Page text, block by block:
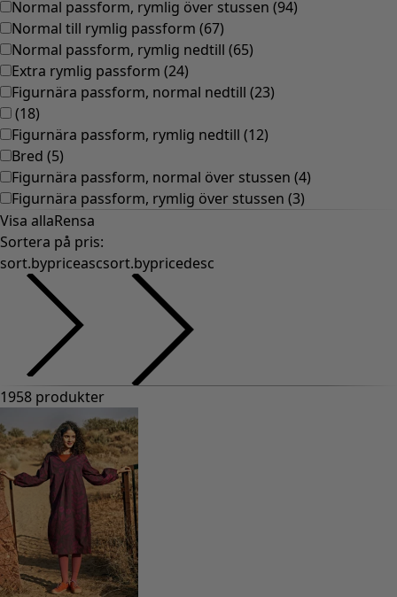
Normal passform, rymlig över stussen (94)
Normal till rymlig passform (67)
Normal passform, rymlig nedtill (65)
Extra rymlig passform (24)
Figurnära passform, normal nedtill (23)
(18)
Figurnära passform, rymlig nedtill (12)
Bred (5)
Figurnära passform, normal över stussen (4)
Figurnära passform, rymlig över stussen (3)
Visa allaRensa
Sortera på pris:
sort.bypriceascsort.bypricedesc
1958 produkter